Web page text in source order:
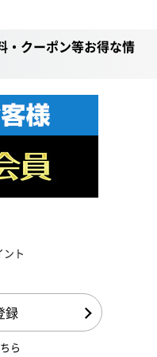
・クーポン等お得な情
ト
録
ら